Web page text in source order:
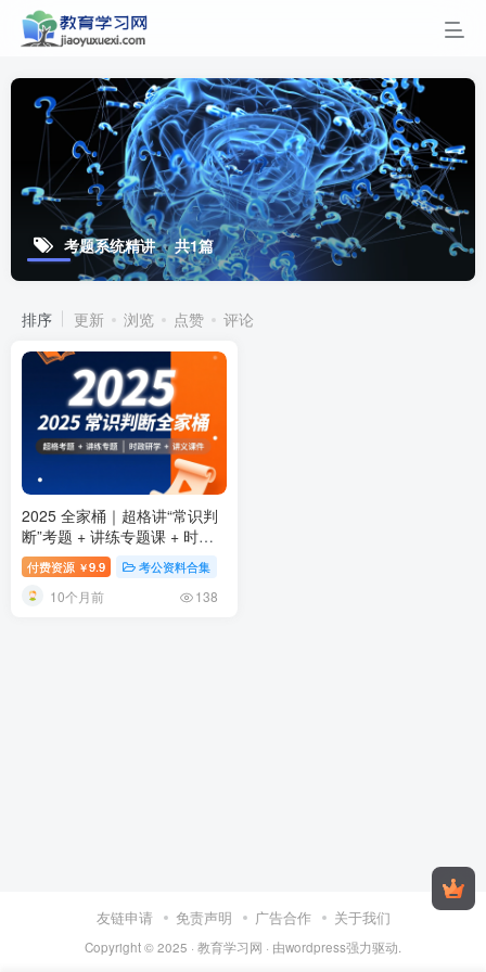
考题系统精讲 共1篇
排序 更新 浏览 点赞 评论
2025 全家桶｜超格讲“常识判
断”考题 + 讲练专题课 + 时政
命题研学课，附精美讲义课件
付费资源 ￥9.9 考公资料合集
10个月前 138
友链申请 免责声明 广告合作 关于我们
Copyright © 2025 · 教育学习网 · 由wordpress强力驱动.